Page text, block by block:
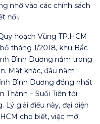
nhờ vào các chính sách
nối.
hoạch Vùng TP.HCM
tháng 1/2018, khu Bắc
Bình Dương nằm trong
Mặt khác, đầu năm
Bình Dương đồng nhất
Thành – Suối Tiên tới
giải điều này, đại diện
cho biết, việc mở